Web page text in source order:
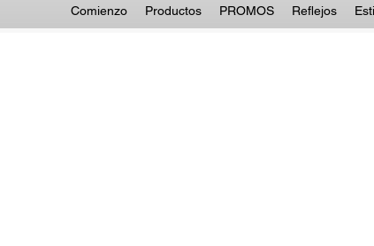
Comienzo Productos PROMOS Reflejos